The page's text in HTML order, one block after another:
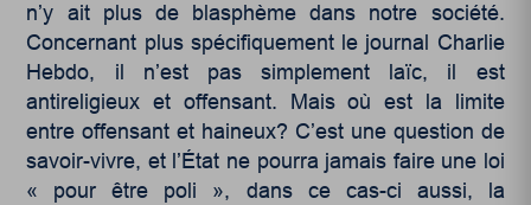
n’y ait plus de blasphème dans notre société.
Concernant plus spécifiquement le journal Charlie
Hebdo, il n’est pas simplement laïc, il est
antireligieux et offensant. Mais où est la limite
entre offensant et haineux? C’est une question de
savoir-vivre, et l’État ne pourra jamais faire une loi
« pour être poli », dans ce cas-ci aussi, la